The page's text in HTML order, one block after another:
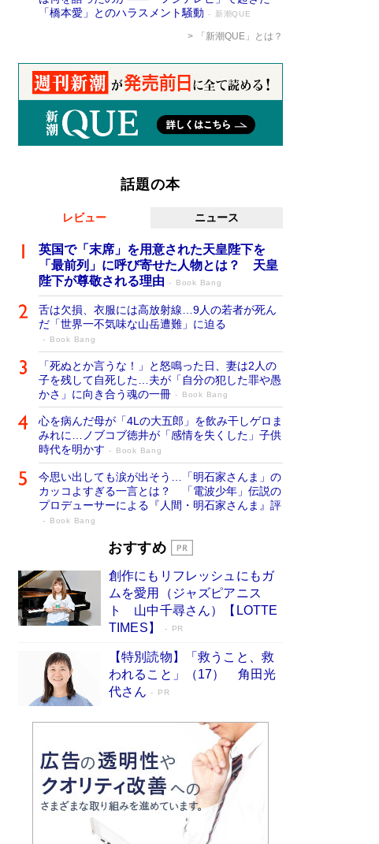
「橋本愛」とのハラスメント騒動
新潮QUE
「新潮QUE」とは？
話題の本
レビュー ニュース
英国で「末席」を用意された天皇陛下を
「最前列」に呼び寄せた人物とは？ 天皇
陛下が尊敬される理由
Book Bang
舌は欠損、衣服には高放射線…9人の若者が死ん
だ「世界一不気味な山岳遭難」に迫る
Book Bang
「死ぬとか言うな！」と怒鳴った日、妻は2人の
子を残して自死した…夫が「自分の犯した罪や愚
かさ」に向き合う魂の一冊
Book Bang
心を病んだ母が「4Lの大五郎」を飲み干しゲロま
みれに…ノブコブ徳井が「感情を失くした」子供
時代を明かす
Book Bang
今思い出しても涙が出そう…「明石家さんま」の
カッコよすぎる一言とは？ 「電波少年」伝説の
プロデューサーによる『人間・明石家さんま』評
Book Bang
「宇宙兄弟」最終46巻がベストセラー1
物語に幕 特装版には「宇宙で描かれたマ
ンガ」も収録
Book Bang
美輪明宏 晩年の回答を集めた『ほほえんで生き
るための人生相談』がランクイン［エンターテイ
メントベストセラー］
Book Bang
「『火垂るの墓』は、大嘘である」原作者が抱き
続けた“自責の念”とは…「自己憐憫は描きたくな
い」監督が徹底的にこだわったこと（後編） #
戦争の記憶
Book Bang
「叱って伸びるやつは、褒めたらもっと伸びる」
俳優・高嶋政伸が家族に教わった“人を育てるコ
ツ”…芸への考え方を明かす
Book Bang
東野圭吾、伊坂幸太郎の人気シリーズ最新作どち
らも文庫化 映画化された直木賞受賞作もランク
イン［文庫ベストセラー］
Book Bang
おすすめ
創作にもリフレッシュにもガ
ムを愛用（ジャズピアニス
ト 山中千尋さん）【LOTTE
TIMES】
PR
【特別読物】「救うこと、救
われること」（17） 角田光
代さん
PR